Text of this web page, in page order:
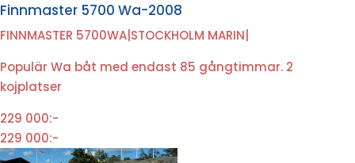
Finnmaster 5700 Wa-2008
FINNMASTER 5700WA STOCKHOLM MARIN
Populär Wa båt med endast 85 gångtimmar. 2
kojplatser
229 000:-
229 000:-